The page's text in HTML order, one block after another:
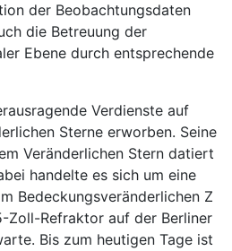
der Beobachtungsdaten
die Betreuung der
Ebene durch entsprechende
Verdienste auf
Sterne erworben. Seine
Veränderlichen Stern datiert
handelte es sich um eine
Bedeckungsveränderlichen Z
Zoll-Refraktor auf der Berliner
Bis zum heutigen Tage ist